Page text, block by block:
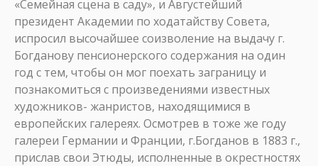
«Семейная сцена в саду», и Августейший
президент Академии по ходатайству Совета,
испросил высочайшее соизволение на выдачу г.
Богданову пенсионерского содержания на один
год с тем, чтобы он мог поехать заграницу и
познакомиться с произведениями известных
художников- жанристов, находящимися в
европейских галереях. Осмотрев в тоже же году
галереи Германии и Франции, г.Богданов в 1883 г.,
прислав свои Этюды, исполненные в окрестностях